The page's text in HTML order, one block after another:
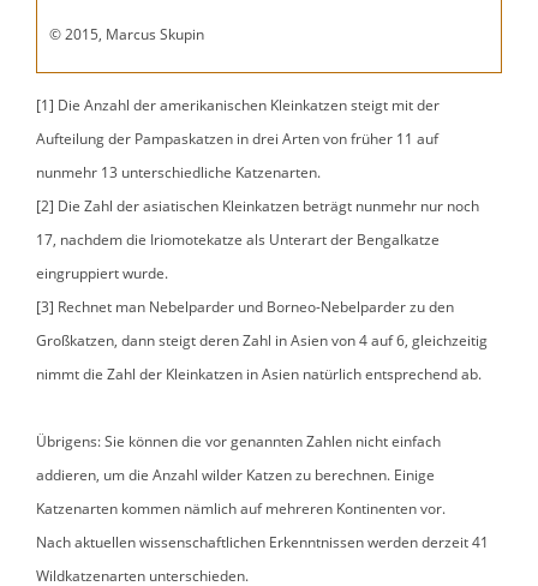
© 2015, Marcus Skupin
[1] Die Anzahl der amerikanischen Kleinkatzen steigt mit der
Aufteilung der Pampaskatzen in drei Arten von früher 11 auf
nunmehr 13 unterschiedliche Katzenarten.
[2] Die Zahl der asiatischen Kleinkatzen beträgt nunmehr nur noch
17, nachdem die Iriomotekatze als Unterart der Bengalkatze
eingruppiert wurde.
[3] Rechnet man Nebelparder und Borneo-Nebelparder zu den
Großkatzen, dann steigt deren Zahl in Asien von 4 auf 6, gleichzeitig
nimmt die Zahl der Kleinkatzen in Asien natürlich entsprechend ab.
Übrigens: Sie können die vor genannten Zahlen nicht einfach
addieren, um die Anzahl wilder Katzen zu berechnen. Einige
Katzenarten kommen nämlich auf mehreren Kontinenten vor.
Nach aktuellen wissenschaftlichen Erkenntnissen werden derzeit 41
Wildkatzenarten unterschieden.